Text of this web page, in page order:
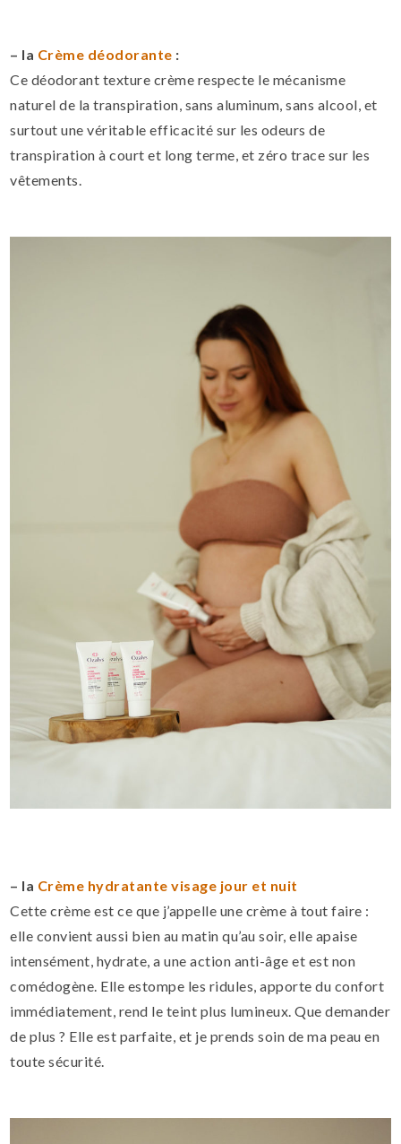
– la Crème déodorante :
Ce déodorant texture crème respecte le mécanisme
naturel de la transpiration, sans aluminum, sans alcool, et
surtout une véritable efficacité sur les odeurs de
transpiration à court et long terme, et zéro trace sur les
vêtements.
– la Crème hydratante visage jour et nuit
Cette crème est ce que j’appelle une crème à tout faire :
elle convient aussi bien au matin qu’au soir, elle apaise
intensément, hydrate, a une action anti-âge et est non
comédogène. Elle estompe les ridules, apporte du confort
immédiatement, rend le teint plus lumineux. Que demander
de plus ? Elle est parfaite, et je prends soin de ma peau en
toute sécurité.